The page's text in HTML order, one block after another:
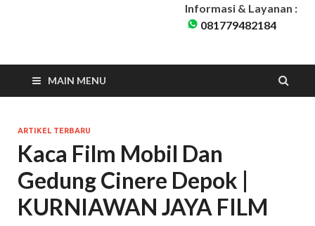
Informasi & Layanan :
081779482184
MAIN MENU
ARTIKEL TERBARU
Kaca Film Mobil Dan
Gedung Cinere Depok |
KURNIAWAN JAYA FILM